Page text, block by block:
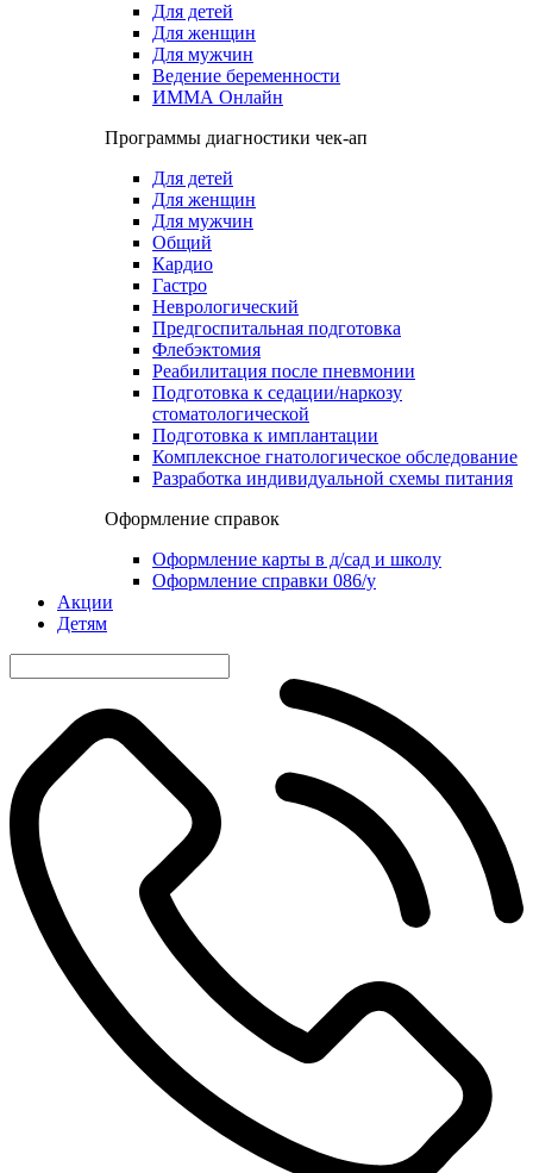
Для детей
Для женщин
Для мужчин
Ведение беременности
ИММА Онлайн
Программы диагностики чек-ап
Для детей
Для женщин
Для мужчин
Общий
Кардио
Гастро
Неврологический
Предгоспитальная подготовка
Флебэктомия
Реабилитация после пневмонии
Подготовка к седации/наркозу
стоматологической
Подготовка к имплантации
Комплексное гнатологическое обследование
Разработка индивидуальной схемы питания
Оформление справок
Оформление карты в д/сад и школу
Оформление справки 086/у
Акции
Детям